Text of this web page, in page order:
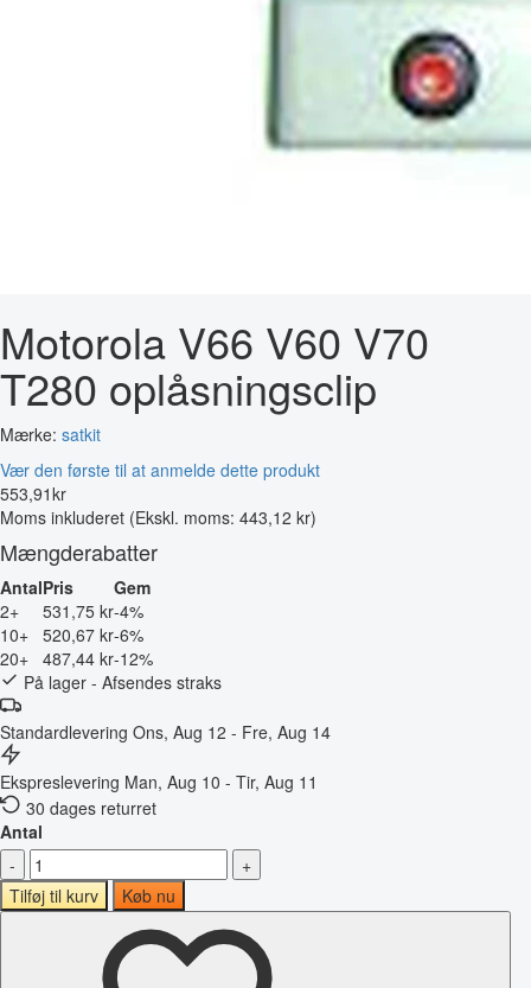
Motorola V66 V60 V70
T280 oplåsningsclip
Mærke: satkit
Vær den første til at anmelde dette produkt
553,91kr
Moms inkluderet (Ekskl. moms: 443,12 kr)
Mængderabatter
AntalPris
Gem
2+
531,75 kr-4%
10+ 520,67 kr-6%
20+ 487,44 kr-12%
På lager - Afsendes straks
Standardlevering Ons, Aug 12 - Fre, Aug 14
Ekspreslevering Man, Aug 10 - Tir, Aug 11
30 dages returret
Antal
-
+
Tilføj til kurv
Køb nu